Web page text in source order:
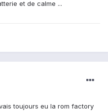
et de calme ...
toujours eu la rom factory